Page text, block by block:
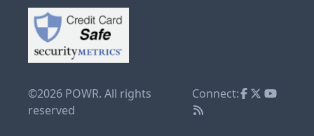
©2026 POWR. All rights
reserved
Connect: